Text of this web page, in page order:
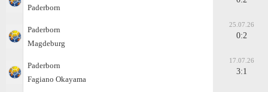
Paderborn
Paderborn
Magdeburg
25.07.26
0:2
Paderborn
Fagiano Okayama
17.07.26
3:1